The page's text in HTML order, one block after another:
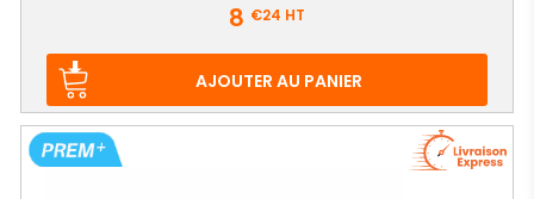
8 €24 HT
AJOUTER AU PANIER